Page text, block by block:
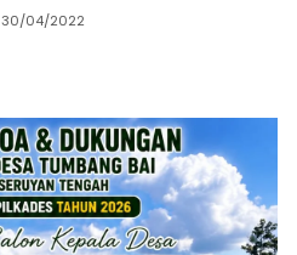
30/04/2022